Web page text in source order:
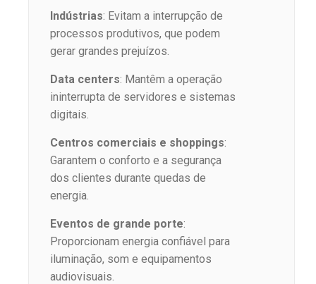
Indústrias: Evitam a interrupção de
processos produtivos, que podem
gerar grandes prejuízos.
Data centers: Mantêm a operação
ininterrupta de servidores e sistemas
digitais.
Centros comerciais e shoppings:
Garantem o conforto e a segurança
dos clientes durante quedas de
energia.
Eventos de grande porte:
Proporcionam energia confiável para
iluminação, som e equipamentos
audiovisuais.